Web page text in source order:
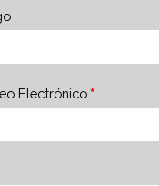
Electrónico